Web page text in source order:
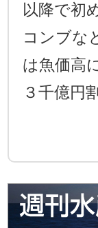
以降で初
コンブな
は魚価高
３千億円